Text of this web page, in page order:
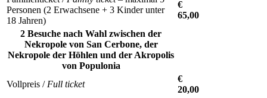
Personen (2 Erwachsene + 3 Kinder unter
18 Jahren)
€
65,00
2 Besuche nach Wahl zwischen der
Nekropole von San Cerbone, der
Nekropole der Höhlen und der Akropolis
von Populonia
Vollpreis / Full ticket
€
20,00